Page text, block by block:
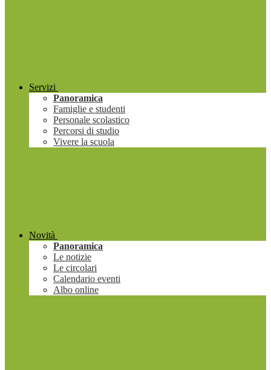
Servizi
Panoramica
Famiglie e studenti
Personale scolastico
Percorsi di studio
Vivere la scuola
Novità
Panoramica
Le notizie
Le circolari
Calendario eventi
Albo online